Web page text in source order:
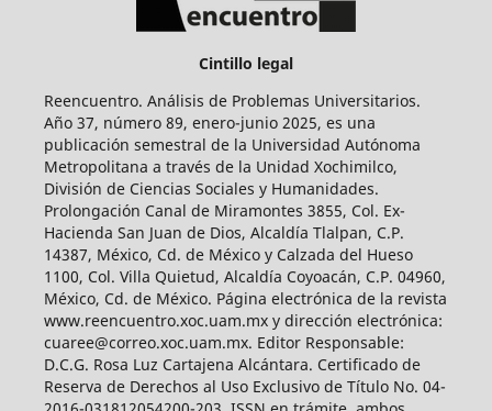
Cintillo legal
Reencuentro. Análisis de Problemas Universitarios.
Año 37, número 89, enero-junio 2025, es una
publicación semestral de la Universidad Autónoma
Metropolitana a través de la Unidad Xochimilco,
División de Ciencias Sociales y Humanidades.
Prolongación Canal de Miramontes 3855, Col. Ex-
Hacienda San Juan de Dios, Alcaldía Tlalpan, C.P.
14387, México, Cd. de México y Calzada del Hueso
1100, Col. Villa Quietud, Alcaldía Coyoacán, C.P. 04960,
México, Cd. de México. Página electrónica de la revista
www.reencuentro.xoc.uam.mx y dirección electrónica:
cuaree@correo.xoc.uam.mx. Editor Responsable:
D.C.G. Rosa Luz Cartajena Alcántara. Certificado de
Reserva de Derechos al Uso Exclusivo de Título No. 04-